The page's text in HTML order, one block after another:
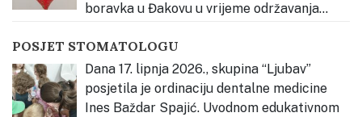
boravka u Đakovu u vrijeme održavanja
pjesmom te mu uručila prigodan poklon – dječji rad
izrađen povodom Đakovačkih vezova, kao znak
dobrodošlice i ljubavi prema našem gradu, Slavoniji…
POSJET STOMATOLOGU
Dana 17. lipnja 2026., skupina “Ljubav”
posjetila je ordinaciju dentalne medicine
Ines Baždar Spajić. Uvodnom edukativnom